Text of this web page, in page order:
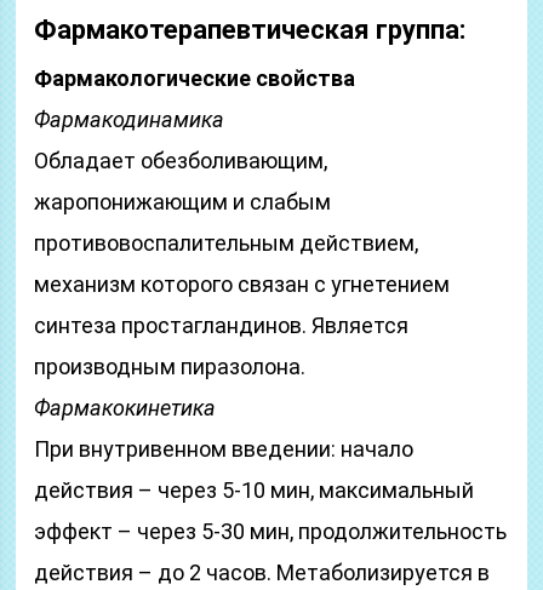
Фармакотерапевтическая группа:
Фармакологические свойства
Фармакодинамика
Обладает обезболивающим,
жаропонижающим и слабым
противовоспалительным действием,
механизм которого связан с угнетением
синтеза простагландинов. Является
производным пиразолона.
Фармакокинетика
При внутривенном введении: начало
действия – через 5-10 мин, максимальный
эффект – через 5-30 мин, продолжительность
действия – до 2 часов. Метаболизируется в